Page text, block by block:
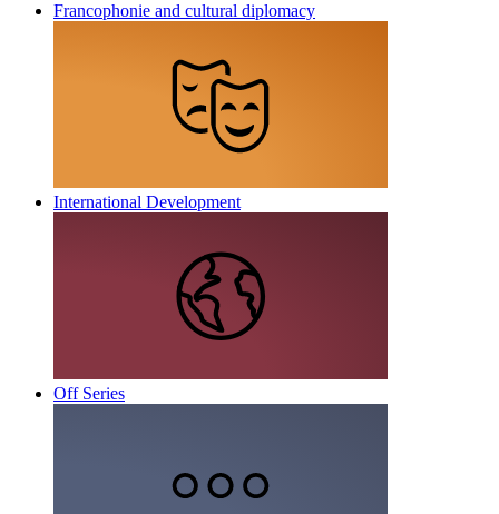
Francophonie and cultural diplomacy
International Development
Off Series